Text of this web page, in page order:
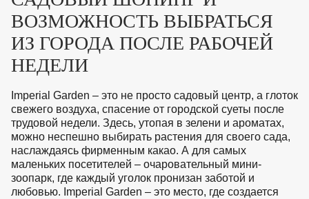
ДЕРЖАТЕЛИ
МАЛАЯ МЕХАНИЗАЦИЯ
ОТПУГИВАТЕЛИ ОТ ПТИЦ, НАСЕКОМЫХ И
ГРЫЗУНОВ
САДОВАЯ ОДЕЖДА И ОБУВЬ
САДОВЫЙ ИНСТРУМЕНТ
СЕМЕНА
СРЕДСТВА ЗАЩИТЫ РАСТЕНИЙ И УДОБРЕНИЯ
ТОВАРЫ ДЛЯ БАНЬ И САУН
ТОВАРЫ ДЛЯ ПОЛИВА
ТОВАРЫ ДЛЯ ТУРИЗМА И ПИКНИКА
ТОВАРЫ И АПТЕКА ДЛЯ ПРУДА
ХОЗ ТОВАРЫ
ВКА И
УХОД
+7 (495) 197 87
87
ВОЗМОЖНОСТЬ ВЫБРАТЬСЯ
ИЗ ГОРОДА ПОСЛЕ РАБОЧЕЙ
НЕДЕЛИ
Imperial Garden – это не просто садовый центр, а глоток
свежего воздуха, спасение от городской суеты после
трудовой недели. Здесь, утопая в зелени и ароматах,
можно неспешно выбирать растения для своего сада,
наслаждаясь фирменным какао. А для самых
маленьких посетителей – очаровательный мини-
зоопарк, где каждый уголок пронизан заботой и
любовью. Imperial Garden – это место, где создается